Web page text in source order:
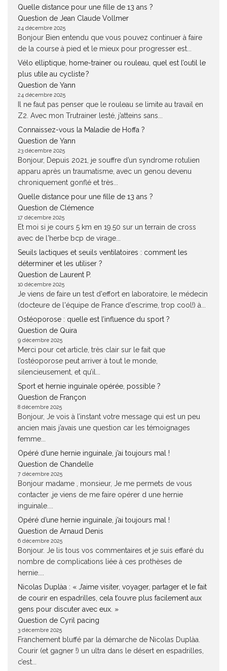
Quelle distance pour une fille de 13 ans ?
Question de Jean Claude Vollmer
24 décembre 2025
Bonjour Bien entendu que vous pouvez continuer à faire
de la course à pied et le mieux pour progresser est...
Vélo elliptique, home-trainer ou rouleau, quel est l’outil le
plus utile au cycliste ?
Question de Yann
24 décembre 2025
Il ne faut pas penser que le rouleau se limite au travail en
Z2. Avec mon Trutrainer lesté, j’atteins sans...
Connaissez-vous la Maladie de Hoffa ?
Question de Yann
23 décembre 2025
Bonjour, Depuis 2021, je souffre d’un syndrome rotulien
apparu après un traumatisme, avec un genou devenu
chroniquement gonflé et très...
Quelle distance pour une fille de 13 ans ?
Question de Clémence
17 décembre 2025
Et moi si je cours 5 km en 19.50 sur un terrain de cross
avec de l'herbe bcp de virage...
Seuils lactiques et seuils ventilatoires : comment les
déterminer et les utiliser ?
Question de Laurent P.
10 décembre 2025
Je viens de faire un test d'effort en laboratoire, le médecin
(docteure de l'équipe de France d'escrime, trop cool!) à...
Ostéoporose : quelle est l’influence du sport ?
Question de Quira
9 décembre 2025
Merci pour cet article, très clair sur le fait que
l’ostéoporose peut arriver à tout le monde,
silencieusement, et qu’il...
Sport et hernie inguinale opérée, possible ?
Question de Françon
8 décembre 2025
Bonjour, Je vois à l’instant votre message qui est un peu
ancien mais j’avais une question car les témoignages
femme...
Opéré d’une hernie inguinale, j’ai toujours mal !
Question de Chandelle
7 décembre 2025
Bonjour madame , monsieur, Je me permets de vous
contacter ,je viens de me faire opérer d une hernie
inguinale....
Opéré d’une hernie inguinale, j’ai toujours mal !
Question de Arnaud Denis
6 décembre 2025
Bonjour. Je lis tous vos commentaires et je suis effaré du
nombre de complications liée à ces prothèses de
hernie....
Nicolas Duplàa : « J’aime visiter, voyager, partager et le fait
de courir en espadrilles, cela t’ouvre plus facilement aux
gens pour discuter avec eux. »
Question de Cyril pacing
3 décembre 2025
Franchement bluffé par la démarche de Nicolas Duplàa.
Courir (et gagner !) un ultra dans le désert en espadrilles,
c’est...